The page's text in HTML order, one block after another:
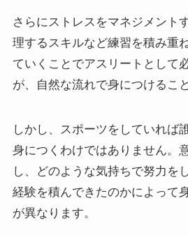
さらにストレスをマネジメント
理するスキルなど練習を積み重
ていくことでアスリートとして
が、自然な流れで身につけるこ
しかし、スポーツをしていれば
身につくわけではありません。
し、どのような気持ちで努力を
経験を積んできたのかによって
が異なります。